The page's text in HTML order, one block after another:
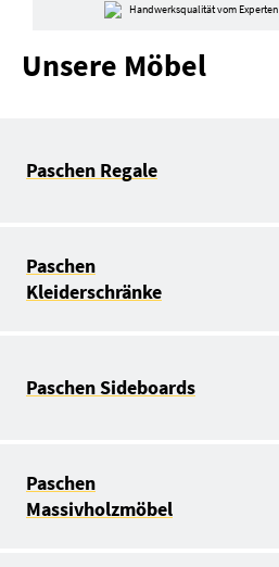
Handwerksqualität vom Experten
Unsere Möbel
Paschen Regale
Paschen
Kleiderschränke
Paschen Sideboards
Paschen
Massivholzmöbel